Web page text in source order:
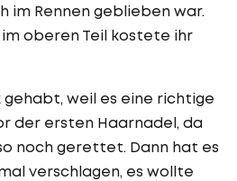
im Rennen geblieben war.
oberen Teil kostete ihr
weil es eine richtige
der ersten Haarnadel, da
noch gerettet. Dann hat es
verschlagen, es wollte